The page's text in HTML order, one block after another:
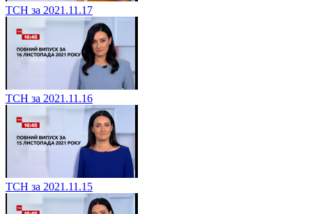
ТСН за 2021.11.17
ТСН за 2021.11.16
ТСН за 2021.11.15